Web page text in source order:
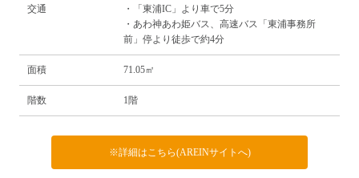
交通
・「東浦IC」より車で5分
・あわ神あわ姫バス、高速バス「東浦事務所
前」停より徒歩で約4分
面積 71.05㎡
階数 1階
※詳細はこちら(AREINサイトへ)